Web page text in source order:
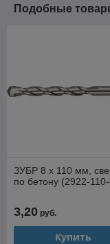
Подобные
ЗУБР 8 x 110 мм,
по бетону (2922-
3,20 руб.
Купить